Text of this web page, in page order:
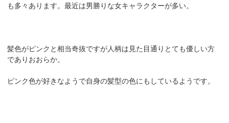
も多々あります。最近は男勝りな女キャラクターが多い。
髪色がピンクと相当奇抜ですが人柄は見た目通りとても優しい方
でありおおらか。
ピンク色が好きなようで自身の髪型の色にもしているようです。